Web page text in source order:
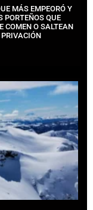
MÁS EMPEORÓ Y
PORTEÑOS QUE
COMEN O SALTEAN